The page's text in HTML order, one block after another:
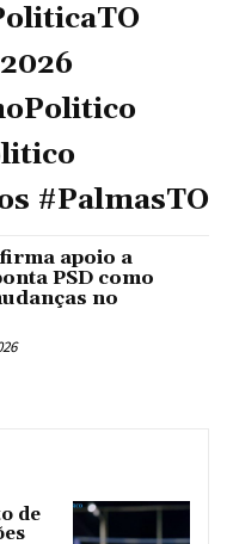
#PalmasTO
apoio a
PSD como
no
de